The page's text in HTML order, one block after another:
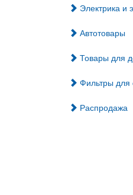
Электрика и
Автотовары
Товары для
Фильтры для
Распродажа